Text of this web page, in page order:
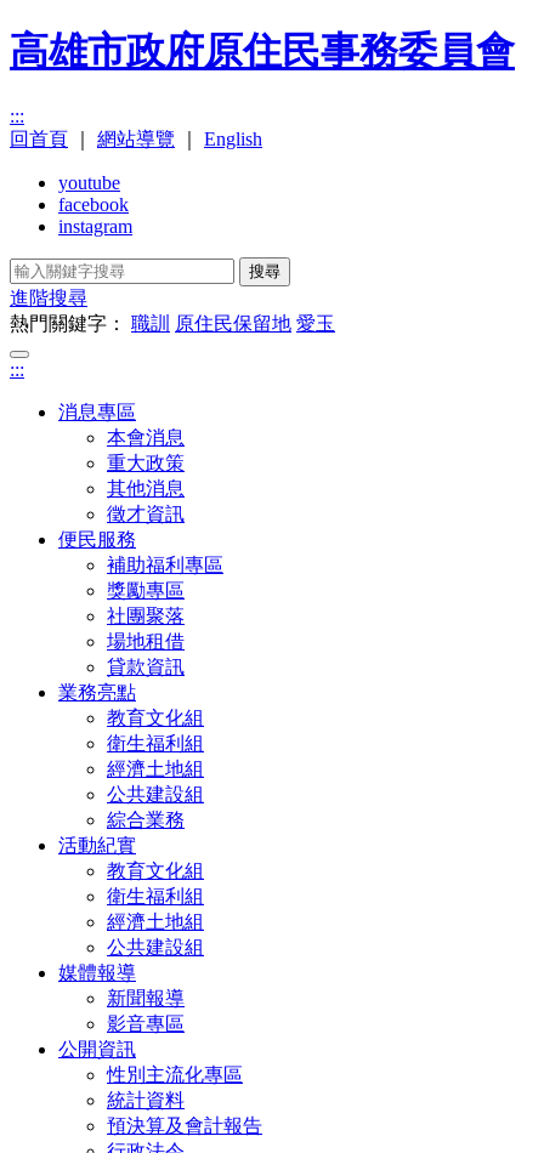
高雄市政府原住民事務委員會
:::
回首頁
網站導覽 English
youtube
facebook
instagram
搜尋
進階搜尋
熱門關鍵字： 職訓 原住民保留地 愛玉
:::
消息專區
本會消息
重大政策
其他消息
徵才資訊
便民服務
補助福利專區
獎勵專區
社團聚落
場地租借
貸款資訊
業務亮點
教育文化組
衛生福利組
經濟土地組
公共建設組
綜合業務
活動紀實
教育文化組
衛生福利組
經濟土地組
公共建設組
媒體報導
新聞報導
影音專區
公開資訊
性別主流化專區
統計資料
預決算及會計報告